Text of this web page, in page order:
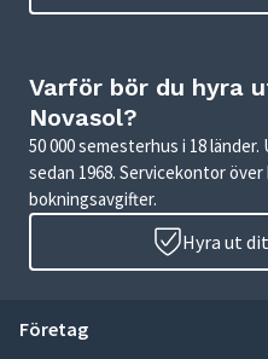
Varför bör du hyra
Novasol?
50 000 semesterhus i 18
sedan 1968. Servicekontor över
bokningsavgifter.
Hyra ut
Företag